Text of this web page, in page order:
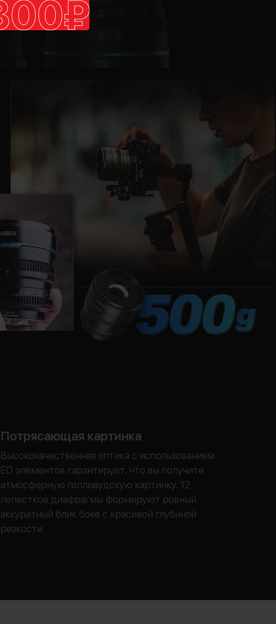
Потрясающая картинка
Высококачественная оптика с использованием
ED элементов гарантирует, что вы получите
атмосферную голливудскую картинку. 12
лепестков диафрагмы формируют ровный
аккуратный блик боке с красивой глубиной
резкости